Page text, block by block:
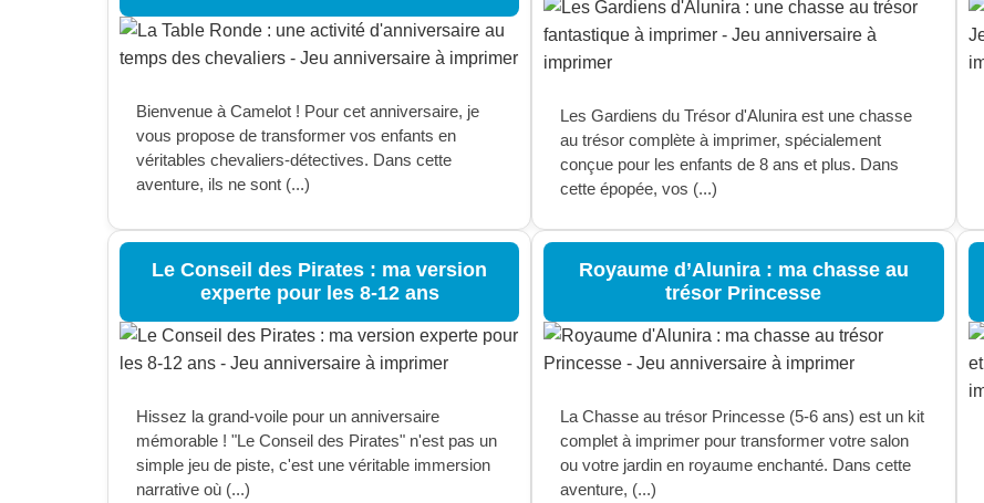
Bienvenue à Camelot ! Pour cet anniversaire, je
vous propose de transformer vos enfants en
véritables chevaliers-détectives. Dans cette
aventure, ils ne sont (...)
Les Gardiens du Trésor d'Alunira est une chasse
au trésor complète à imprimer, spécialement
conçue pour les enfants de 8 ans et plus. Dans
cette épopée, vos (...)
Le Conseil des Pirates : ma version
experte pour les 8-12 ans
Hissez la grand-voile pour un anniversaire
mémorable ! "Le Conseil des Pirates" n'est pas un
simple jeu de piste, c'est une véritable immersion
narrative où (...)
Royaume d’Alunira : ma chasse au
trésor Princesse
La Chasse au trésor Princesse (5-6 ans) est un kit
complet à imprimer pour transformer votre salon
ou votre jardin en royaume enchanté. Dans cette
aventure, (...)